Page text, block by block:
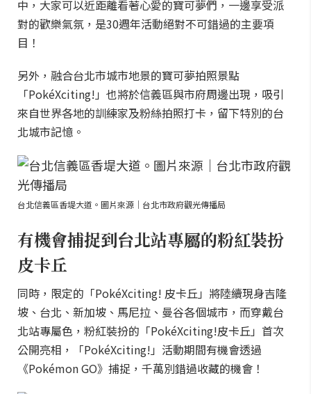
中，大家可以近距離看著心愛的寶可夢們，一邊享受派
對的歡樂氣氛，是30週年活動絕對不可錯過的主要項
目！
另外，融合台北市城市地景的寶可夢拍照景點
「PokéXciting!」也將於信義區與市府周邊出現，吸引
來自世界各地的訓練家及粉絲拍照打卡，留下特別的台
北城市記憶。
台北信義區香堤大道。圖片來源｜台北市政府觀光傳播局
有機會捕捉到台北站專屬的粉紅裝扮
皮卡丘
同時，限定的「PokéXciting! 皮卡丘」將陸續現身吉隆
坡、台北、新加坡、馬尼拉、曼谷各個城市，而穿戴台
北站專屬色，粉紅裝扮的「PokéXciting!皮卡丘」首次
公開亮相，「PokéXciting!」活動期間有機會透過
《Pokémon GO》捕捉，千萬別錯過收藏的機會！